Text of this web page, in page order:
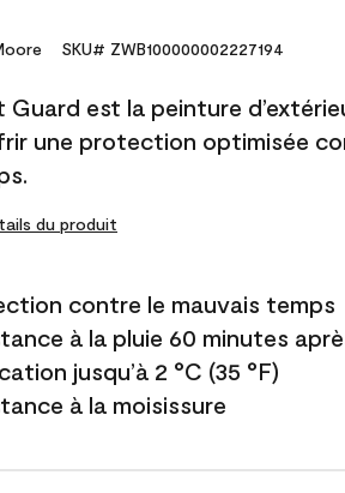
SKU# ZWB100000002227194
Guard est la peinture
une protection optimisée
du produit
contre le mauvais temps
à la pluie 60 minutes
jusqu’à 2 °C (35 °F)
à la moisissure